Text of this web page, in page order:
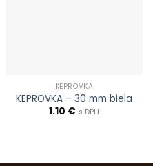
KEPROVKA
KEPROVKA – 30 mm biela
1.10 € s DPH